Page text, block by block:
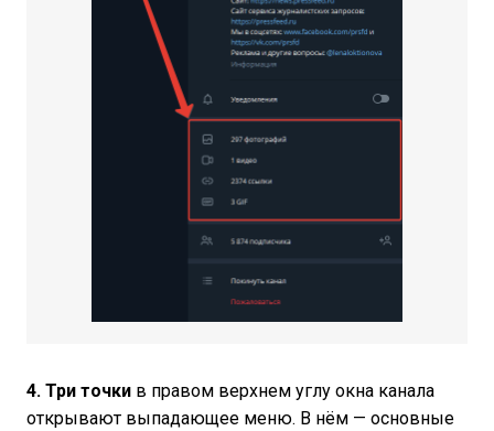
4. Три точки в правом верхнем углу окна канала
открывают выпадающее меню. В нём — основные